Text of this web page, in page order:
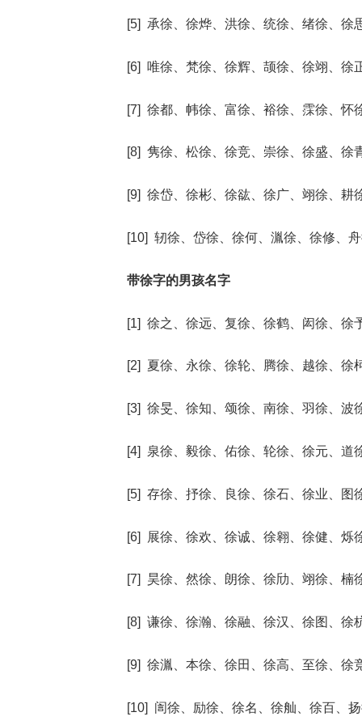
[5] 承徐、徐烨、洪徐、统徐、绪徐、徐
[6] 唯徐、梵徐、徐辉、颉徐、徐翊、徐
[7] 徐都、帏徐、富徐、裕徐、霂徐、怀
[8] 隽徐、松徐、徐竞、崇徐、徐盛、徐
[9] 徐岱、徐彬、徐谹、徐广、翊徐、耕
[10] 轫徐、岱徐、徐何、湚徐、徐修、
带徐字的男孩名字
[1] 徐之、徐远、复徐、徐鹤、闳徐、徐
[2] 夏徐、永徐、徐轮、腾徐、越徐、徐
[3] 徐旻、徐知、颂徐、南徐、羽徐、波
[4] 泉徐、毅徐、佑徐、轮徐、徐元、道
[5] 存徐、抒徐、良徐、徐石、徐业、图
[6] 展徐、徐欢、徐诚、徐翱、徐健、烁
[7] 昊徐、然徐、朗徐、徐劤、翊徐、楠
[8] 谦徐、徐瀚、徐融、徐汉、徐图、徐
[9] 徐湚、本徐、徐田、徐高、至徐、徐
[10] 訚徐、励徐、徐名、徐舢、徐百、